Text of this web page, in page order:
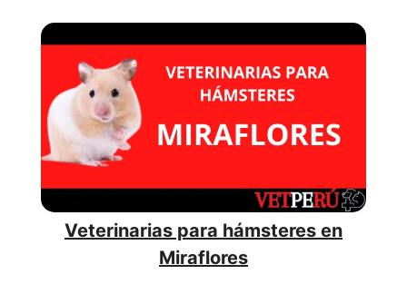
Veterinarias para hámsteres en
Miraflores